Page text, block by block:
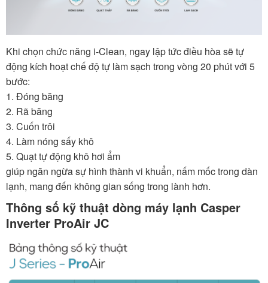
Khi chọn chức năng i-Clean, ngay lập tức điều hòa sẽ tự
động kích hoạt chế độ tự làm sạch trong vòng 20 phút với 5
bước:
1. Đóng băng
2. Rã băng
3. Cuốn trôi
4. Làm nóng sấy khô
5. Quạt tự động khô hơi ẩm
giúp ngăn ngừa sự hình thành vi khuẩn, nấm mốc trong dàn
lạnh, mang đến không gian sống trong lành hơn.
Thông số kỹ thuật dòng máy lạnh Casper
Inverter ProAir JC